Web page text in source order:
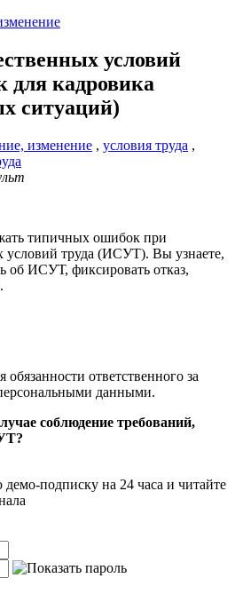
условий
для кадровика
ситуаций)
изменение , условия труда ,
типичных ошибок при
условий труда (ИСУТ). Вы узнаете,
об ИСУТ, фиксировать отказ,
ответственного за
данными.
соблюдение требований,
подписку на 24 часа и читайте